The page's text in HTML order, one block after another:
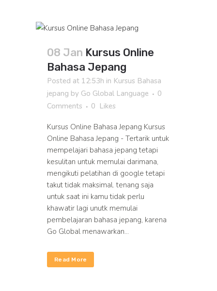
08 Jan Kursus Online
Bahasa Jepang
Posted at 12:53h in Kursus Bahasa
jepang by Go Global Language
0
Comments
0 Likes
Kursus Online Bahasa Jepang Kursus
Online Bahasa Jepang - Tertarik untuk
mempelajari bahasa jepang tetapi
kesulitan untuk memulai darimana,
mengikuti pelatihan di google tetapi
takut tidak maksimal. tenang saja
untuk saat ini kamu tidak perlu
khawatir lagi unutk memulai
pembelajaran bahasa jepang, karena
Go Global menawarkan...
Read More